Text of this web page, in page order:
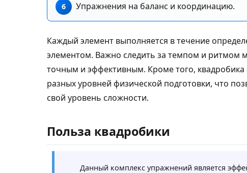
Упражнения на баланс и координацию.
Каждый элемент выполняется в течение
элементом. Важно следить за темпом и ритмом
точным и эффективным. Кроме того,
разных уровней физической подготовки, что
свой уровень сложности.
Польза квадробики
Данный комплекс упражнений является